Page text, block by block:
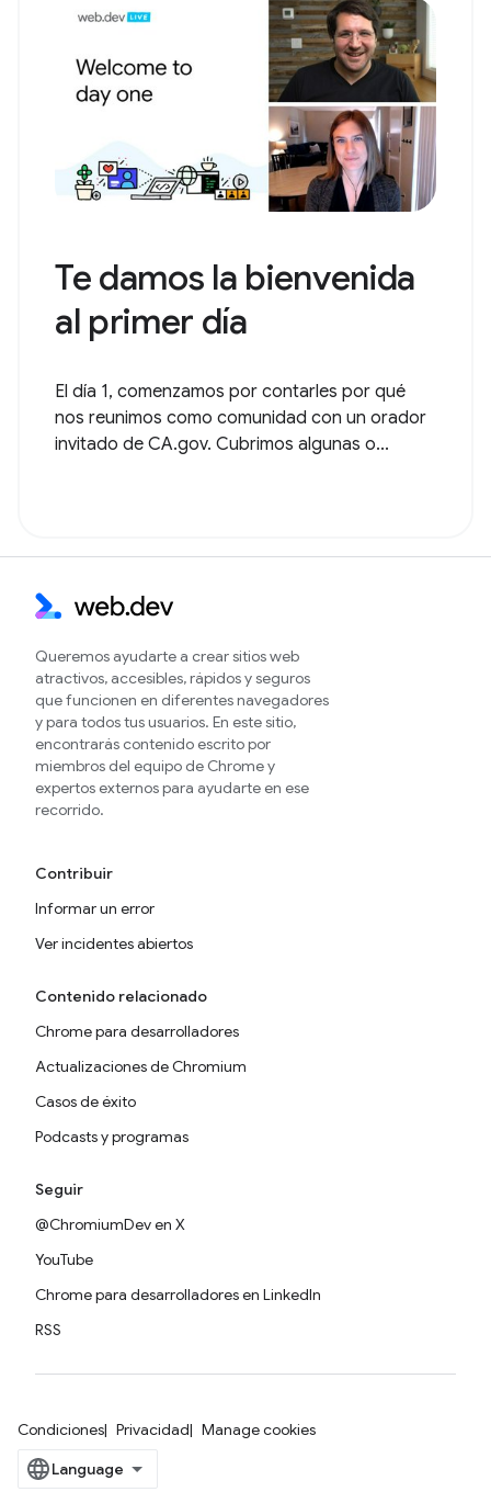
Te damos la bienvenida
al primer día
El día 1, comenzamos por contarles por qué
nos reunimos como comunidad con un orador
invitado de CA.gov. Cubrimos algunas o...
Queremos ayudarte a crear sitios web
atractivos, accesibles, rápidos y seguros
que funcionen en diferentes navegadores
y para todos tus usuarios. En este sitio,
encontrarás contenido escrito por
miembros del equipo de Chrome y
expertos externos para ayudarte en ese
recorrido.
Contribuir
Informar un error
Ver incidentes abiertos
Contenido relacionado
Chrome para desarrolladores
Actualizaciones de Chromium
Casos de éxito
Podcasts y programas
Seguir
@ChromiumDev en X
YouTube
Chrome para desarrolladores en LinkedIn
RSS
Condiciones Privacidad Manage cookies